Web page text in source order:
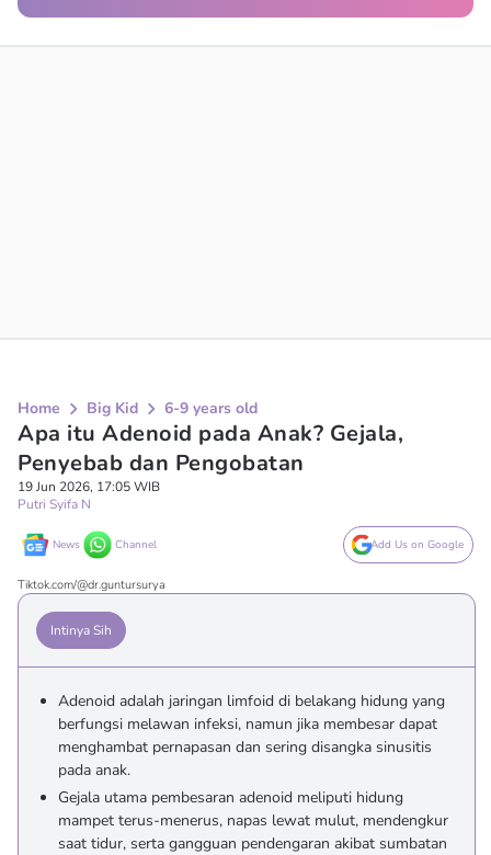
Home Big Kid 6-9 years old
Apa itu Adenoid pada Anak? Gejala,
Penyebab dan Pengobatan
19 Jun 2026, 17:05 WIB
Putri Syifa N
News Channel Add Us on Google
Tiktok.com/@dr.guntursurya
Intinya Sih
Adenoid adalah jaringan limfoid di belakang hidung yang
berfungsi melawan infeksi, namun jika membesar dapat
menghambat pernapasan dan sering disangka sinusitis
pada anak.
Gejala utama pembesaran adenoid meliputi hidung
mampet terus-menerus, napas lewat mulut, mendengkur
saat tidur, serta gangguan pendengaran akibat sumbatan